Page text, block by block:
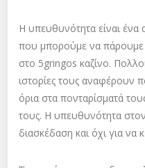
Η υπευθυνότητα είναι ένα
που μπορούμε να πάρουμε
στο 5gringos καζίνο.
ιστορίες τους αναφέρουν
όρια στα πονταρίσματά
τους. Η υπευθυνότητα στον
διασκέδαση και όχι για να